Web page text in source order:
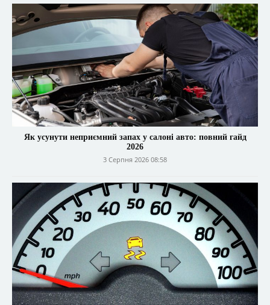
Як усунути неприємний запах у салоні авто: повний гайд
2026
3 Серпня 2026 08:58